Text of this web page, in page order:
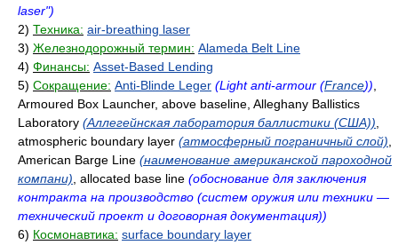
laser")
2) Техника: air-breathing laser
3) Железнодорожный термин: Alameda Belt Line
4) Финансы: Asset-Based Lending
5) Сокращение: Anti-Blinde Leger (Light anti-armour (France))
Armoured Box Launcher, above baseline, Alleghany Ballistics
Laboratory (Аллегейнская лаборатория баллистики (США))
atmospheric boundary layer (атмосферный пограничный слой)
American Barge Line (наименование американской пароходной
компани) , allocated base line (обоснование для заключения
контракта на производство (систем оружия или техники —
технический проект и договорная документация))
6) Космонавтика: surface boundary layer